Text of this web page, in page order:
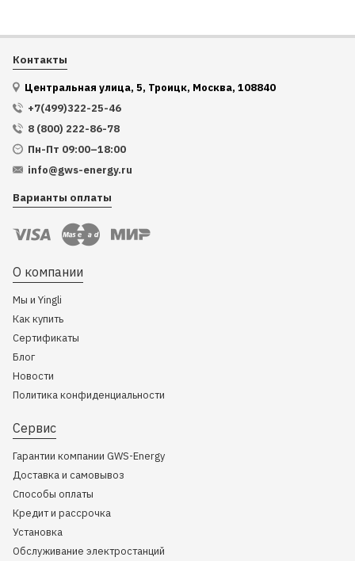
Контакты
Центральная улица, 5, Троицк, Москва, 108840
+7(499)322-25-46
8 (800) 222-86-78
Пн-Пт 09:00–18:00
info@gws-energy.ru
Варианты оплаты
О компании
Мы и Yingli
Как купить
Сертификаты
Блог
Новости
Политика конфиденциальности
Сервис
Гарантии компании GWS-Energy
Доставка и самовывоз
Способы оплаты
Кредит и рассрочка
Установка
Обслуживание электростанций